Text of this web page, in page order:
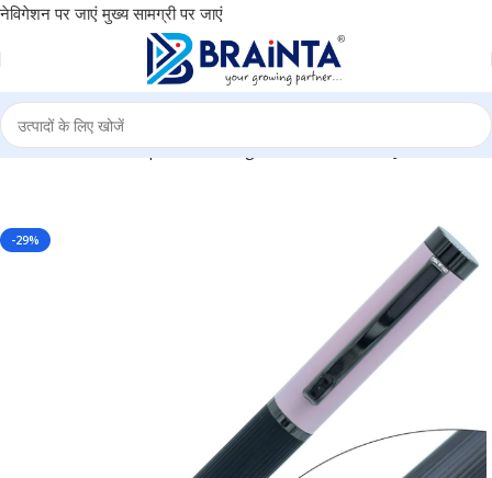
नेविगेशन पर जाएं मुख्य सामग्री पर जाएं
Use, Corporate Gifting, Return Gift – BG-JA3006BPPK
-29%